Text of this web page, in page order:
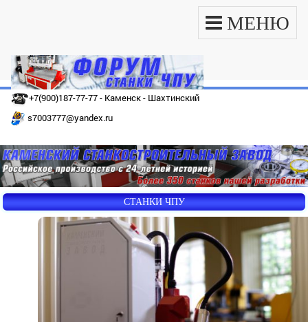
МЕНЮ
+7(900)187-77-77 - Каменск - Шахтинский
s7003777@yandex.ru
СТАНКИ ЧПУ